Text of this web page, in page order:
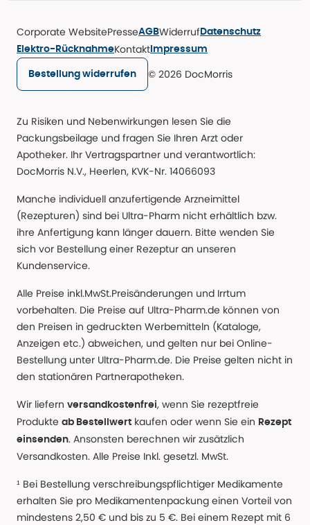
Corporate WebsitePresseAGBWiderruf Datenschutz
Elektro-RücknahmeKontakt Impressum
Bestellung widerrufen © 2026 DocMorris
Zu Risiken und Nebenwirkungen lesen Sie die
Packungsbeilage und fragen Sie Ihren Arzt oder
Apotheker. Ihr Vertragspartner und verantwortlich:
DocMorris N.V., Heerlen, KVK-Nr. 14066093
Manche individuell anzufertigende Arzneimittel
(Rezepturen) sind bei Ultra-Pharm nicht erhältlich bzw.
ihre Anfertigung kann länger dauern. Bitte wenden Sie
sich vor Bestellung einer Rezeptur an unseren
Kundenservice.
Alle Preise inkl.MwSt.Preisänderungen und Irrtum
vorbehalten. Die Preise auf Ultra-Pharm.de können von
den Preisen in gedruckten Werbemitteln (Kataloge,
Anzeigen etc.) abweichen, und gelten nur bei Online-
Bestellung unter Ultra-Pharm.de. Die Preise gelten nicht in
den stationären Partnerapotheken.
Wir liefern versandkostenfrei, wenn Sie rezeptfreie
Produkte ab Bestellwert kaufen oder wenn Sie ein Rezept
einsenden. Ansonsten berechnen wir zusätzlich
Versandkosten. Alle Preise Inkl. gesetzl. MwSt.
¹ Bei Bestellung verschreibungspflichtiger Medikamente
erhalten Sie pro Medikamentenpackung einen Vorteil von
mindestens 2,50 € und bis zu 5 €. Bei einem Rezept mit 6